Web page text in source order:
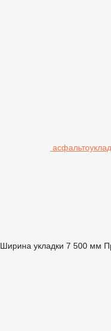
Ширина укладки 7 500 мм